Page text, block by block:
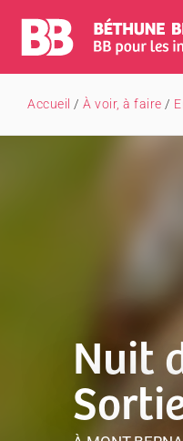
Accueil / À voir, à faire /
Nuit